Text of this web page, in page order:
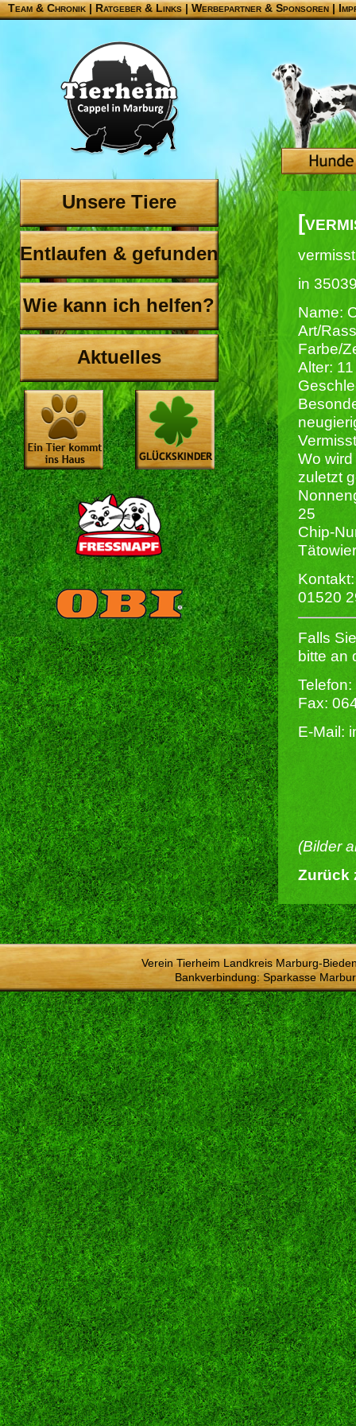
Team & Chronik |Ratgeber & Links|Werbepartner & Sponsoren|
Unsere Tiere
Entlaufen & gefunden
Wie kann ich helfen?
Aktuelles
in
Name:
Art/
Farbe/
Alter:
Wo
zuletzt
25
Chip-
Kontakt:
01520
Falls
bitte an
Fax:
E-Mail:
(Bilder
Zurück
Verein Tierheim Landkreis Marburg-
Bankverbindung: Sparkasse